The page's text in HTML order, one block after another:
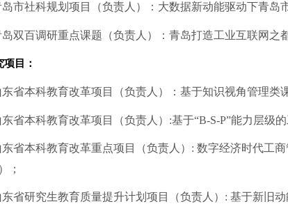
市社科规划项目（负责人）： 大数据新动能驱动下青岛
双百调研重点课题（负责人）：青岛打造工业互联网之都
目：
东省本科教育改革项目 （负责人） ：基于知识视角管理类
东省本科教育改革项目（负责人） :基于“B-S-P”能力层级
东省本科教育改革重点项目 （负责人） : 数字经济时代工
）；
东省研究生教育质量提升计划项目（负责人） : 基于新旧